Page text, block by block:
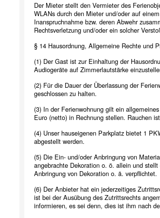
Der Mieter stellt den Vermieter des
WLANs durch den Mieter und/oder auf
Inanspruchnahme bzw. deren Abwehr
Rechtsverletzung und/oder ein solcher
§ 14 Hausordnung, Allgemeine Rechte und
(1) Der Gast ist zur Einhaltung der
Audiogeräte auf Zimmerlautstärke
(2) Für die Dauer der Überlassung der
geschlossen zu halten.
(3) In der Ferienwohnung gilt ein
Euro (netto) in Rechnung stellen. Rauchen
(4) Unser hauseigenen Parkplatz bietet 1
abgestellt werden.
(5) Die Ein- und/oder Anbringung von
angebrachte Dekoration o. ö. allein und
Anbringung von Dekoration o. ä. verpflichtet.
(6) Der Anbieter hat ein jederzeitiges
ist bei der Ausübung des Zutrittsrechts
informieren, es sei denn, dies ist ihm nach